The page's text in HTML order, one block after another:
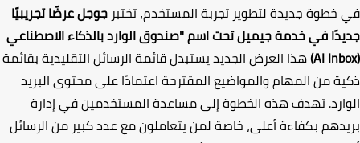
جديدة لتطوير تجربة المستخدم، تختبرجوجل عرضًا تجريبيًا
في خدمة جيميل تحت اسم "صندوق الوارد بالذكاء الاصطناعي
(AIهذا العرض الجديد يستبدل قائمة الرسائل التقليدية بقائمة
من المهام والمواضيع المقترحة اعتمادًا على محتوى البريد
تهدف هذه الخطوة إلى مساعدة المستخدمين في إدارة
بكفاءة أعلى، خاصة لمن يتعاملون مع عدد كبير من الرسائل